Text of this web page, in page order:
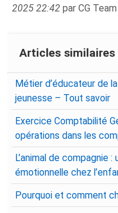
2025 22:42par CG Team
Articles similaires
Métier d’éducateur de
jeunesse – Tout savoir
Exercice Comptabilité
opérations dans les
L’animal de compagnie
émotionnelle chez
Pourquoi et comment